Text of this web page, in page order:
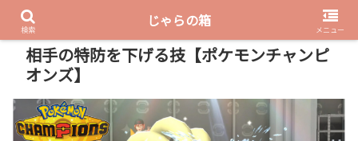
PR
相手の特防を下げる技【ポケモンチャンピ
オンズ】
検索
じゃらの箱
メニュー